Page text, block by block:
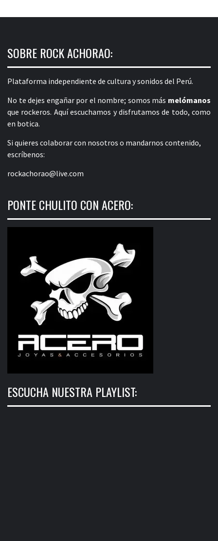
SOBRE ROCK ACHORAO:
Plataforma independiente de cultura y sonidos del Perú.
No te dejes engañar por el nombre; somos más melómanos
que rockeros. Aquí escuchamos y disfrutamos de todo, como
en botica.
Si quieres colaborar con nosotros o mandarnos contenido,
escríbenos:
rockachorao@live.com
PONTE CHULITO CON ACERO:
ESCUCHA NUESTRA PLAYLIST: